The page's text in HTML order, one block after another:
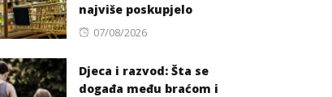
najviše poskupjelo
Posted
07/08/2026
Djeca i razvod: Šta se
događa među braćom i